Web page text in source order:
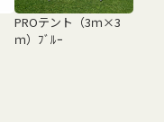
PROテント（3ｍ×3
ｍ）ﾌﾞﾙｰ